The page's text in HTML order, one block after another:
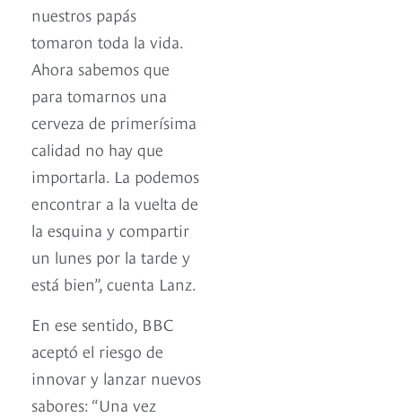
nuestros papás
tomaron toda la vida.
Ahora sabemos que
para tomarnos una
cerveza de primerísima
calidad no hay que
importarla. La podemos
encontrar a la vuelta de
la esquina y compartir
un lunes por la tarde y
está bien”, cuenta Lanz.
En ese sentido, BBC
aceptó el riesgo de
innovar y lanzar nuevos
sabores: “Una vez